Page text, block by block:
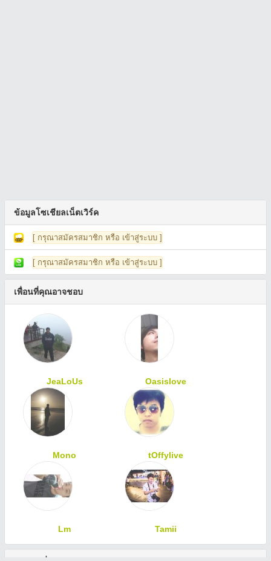
ข้อมูลโซเชียลเน็ตเวิร์ค
[ กรุณาสมัครสมาชิก หรือ เข้าสู่ระบบ ]
[ กรุณาสมัครสมาชิก หรือ เข้าสู่ระบบ ]
เพื่อนที่คุณอาจชอบ
JeaLoUs Oasislove
Mono tOffylive
Lm Tamii